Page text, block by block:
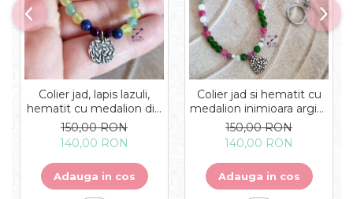
Colier jad, lapis lazuli,
hematit cu medalion din
argint cu frunze - unicat
150,00 RON
140,00 RON
Adauga in cos
Colier jad si hematit cu
medalion inimioara argint
cu frunze - unicat
150,00 RON
140,00 RON
Adauga in cos